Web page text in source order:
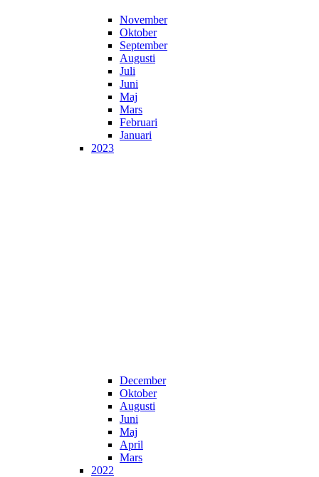
November
Oktober
September
Augusti
Juli
Juni
Maj
Mars
Februari
Januari
2023
December
Oktober
Augusti
Juni
Maj
April
Mars
2022